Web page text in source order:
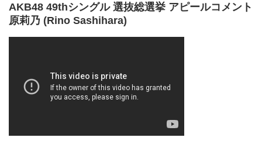
AKB48 49thシングル 選抜総選挙 アピールコメン
原莉乃 (Rino Sashihara)